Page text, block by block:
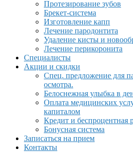
Протезирование зубов
Брекет-система
Изготовление капп
Лечение пародонтита
Удаление кисты и
Лечение перикоронита
Специалисты
Акции и скидки
Спец. предложение для
осмотра.
Белоснежная улыбка в
Оплата медицинских
капиталом
Кредит и беспроцентная
Бонусная система
Записаться на прием
Контакты